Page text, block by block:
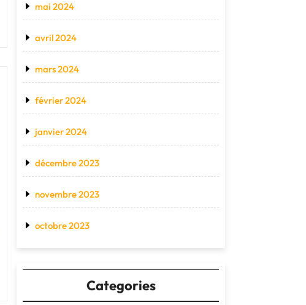
mai 2024
avril 2024
mars 2024
février 2024
janvier 2024
décembre 2023
novembre 2023
octobre 2023
Categories